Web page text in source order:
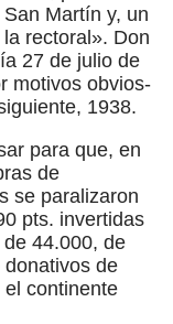
Martín y, un
rectoral». Don
27 de julio de
motivos obvios-
1938.
para que, en
de
se paralizaron
pts. invertidas
44.000, de
de
continente